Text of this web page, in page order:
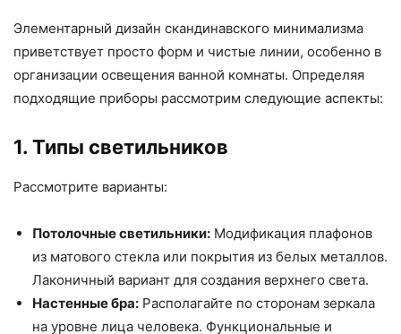
Элементарный дизайн скандинавского минимализма
приветствует просто форм и чистые линии, особенно в
организации освещения ванной комнаты. Определяя
подходящие приборы рассмотрим следующие аспекты:
1. Типы светильников
Рассмотрите варианты:
Потолочные светильники: Модификация плафонов
из матового стекла или покрытия из белых металлов.
Лаконичный вариант для создания верхнего света.
Настенные бра: Располагайте по сторонам зеркала
на уровне лица человека. Функциональные и